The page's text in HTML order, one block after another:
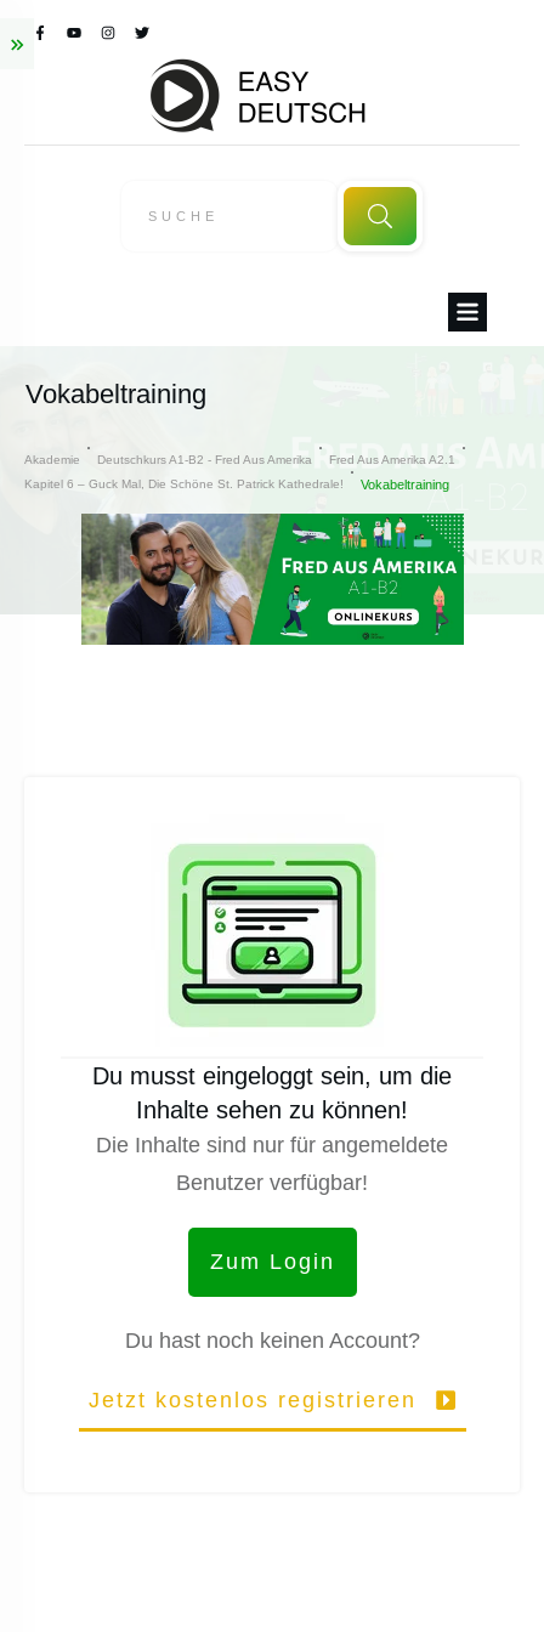
Vokabeltraining
Akademie Deutschkurs A1-B2 - Fred Aus Amerika
Fred Aus Amerika A2.1
Kapitel 6 – Guck Mal, Die Schöne St. Patrick Kathedrale!
Vokabeltraining
Du musst eingeloggt sein, um die
Inhalte sehen zu können!
Die Inhalte sind nur für angemeldete
Benutzer verfügbar!
Zum Login
Du hast noch keinen Account?
Jetzt kostenlos registrieren